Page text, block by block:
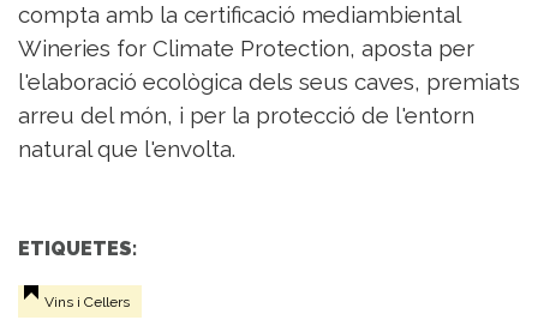
compta amb la certificació mediambiental
Wineries for Climate Protection, aposta per
l'elaboració ecològica dels seus caves, premiats
arreu del món, i per la protecció de l'entorn
natural que l'envolta.
ETIQUETES:
Vins i Cellers